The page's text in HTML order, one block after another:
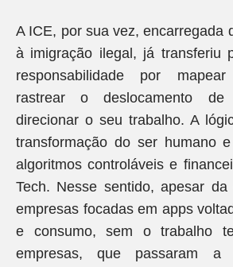
A ICE, por sua vez, encarregada
à imigração ilegal, já transferiu
responsabilidade por
rastrear o deslocamento de
direcionar o seu trabalho. A
transformação do ser humano
algoritmos controláveis e
Tech. Nesse sentido, apesar
empresas focadas em apps
e consumo, sem o trabalho
empresas, que passaram a